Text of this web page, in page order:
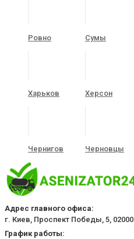
Ровно Сумы
Харьков Херсон
Чернигов Черновцы
Адрес главного офиса:
г. Киев, Проспект Победы, 5, 02000
График работы: